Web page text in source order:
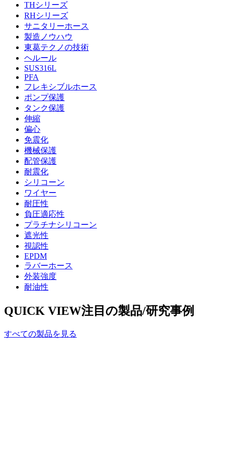
THシリーズ
RHシリーズ
サニタリーホース
製造ノウハウ
東葛テクノの技術
ヘルール
SUS316L
PFA
フレキシブルホース
ポンプ保護
タンク保護
伸縮
偏心
免震化
機械保護
配管保護
耐震化
シリコーン
ワイヤー
耐圧性
負圧適応性
プラチナシリコーン
遮光性
視認性
EPDM
ラバーホース
外装強度
耐油性
QUICK VIEW注目の製品/研究事例
すべての製品を見る